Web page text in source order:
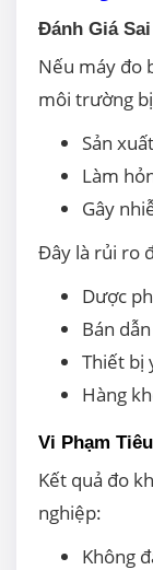
Đánh Giá
Nếu máy đo
môi trường
Sản
Làm
Gây
Đây là rủi ro
Dược
Bán dẫn
Thiết bị
Hàng
Vi Phạm
Kết quả đo
nghiệp:
Không